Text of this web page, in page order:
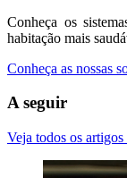
Conheça os
habitação mais
Conheça as nossas
A seguir
Veja todos os